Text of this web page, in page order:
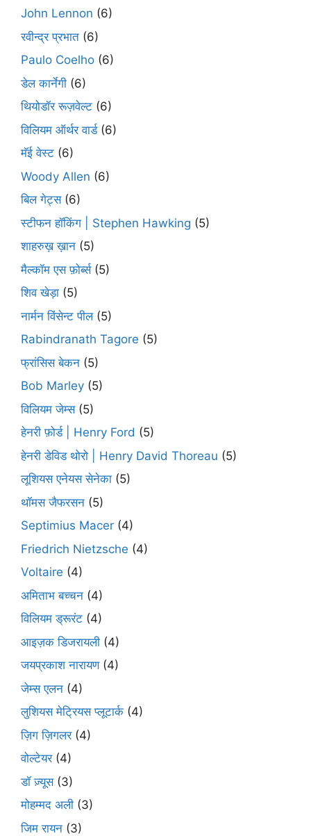
John Lennon (6)
रवीन्द्र प्रभात (6)
Paulo Coelho (6)
डेल कार्नेगी (6)
थियोडॉर रूज़वेल्ट (6)
विलियम ऑर्थर वार्ड(6)
मॅई वेस्ट (6)
Woody Allen (6)
बिल गेट्स(6)
स्टीफन हॉकिंग | Stephen Hawking (5)
शाहरुख़ ख़ान (5)
मैल्कॉम एस फ़ोर्ब्स(5)
शिव खेड़ा (5)
नार्मन विंसेन्ट पील(5)
Rabindranath Tagore (5)
फ्रांसिस बेकन (5)
Bob Marley (5)
विलियम जेम्स(5)
हेनरी फ़ोर्ड | Henry Ford (5)
हेनरी डेविड थोरो | Henry David Thoreau (5)
लूशियस एनेयस सेनेका (5)
थॉमस जैफरसन (5)
Septimius Macer (4)
Friedrich Nietzsche (4)
Voltaire (4)
अमिताभ बच्चन (4)
विलियम ड्रूरंट (4)
आइज़क डिजरायली (4)
जयप्रकाश नारायण(4)
जेम्स एलन (4)
लुशियस मेट्रियस प्लूटार्क (4)
ज़िग ज़िगलर(4)
वोल्टेयर(4)
डॉ ज़्यूस(3)
मोहम्मद अली (3)
जिम रायन (3)